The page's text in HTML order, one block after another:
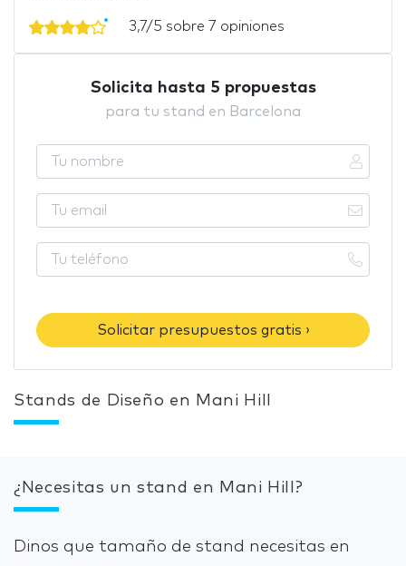
3,7/5 sobre 7 opiniones
Solicita hasta 5 propuestas
para tu stand en Barcelona
Solicitar presupuestos gratis ›
Stands de Diseño en Mani Hill
¿Necesitas un stand en Mani Hill?
Dinos que tamaño de stand necesitas en